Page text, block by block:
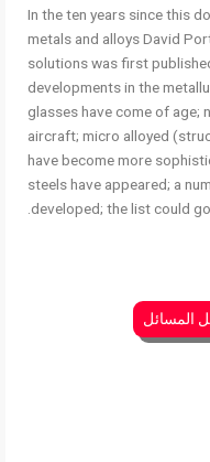
In the ten years since this
metals and alloys David
solutions was first
developments in the
glasses have come of age;
aircraft; micro alloyed
have become more
steels have appeared; a
developed; the list could go
المسائل